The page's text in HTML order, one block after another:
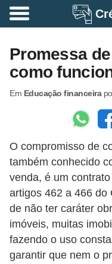
Promessa
como
Em Educação financeira
O compromisso de
também conhecido
venda, é um
artigos 462 a 466 do
de não ter caráter
imóveis, muitas
fazendo o uso
garantir que nem o
A
o
s
e
a
d
r
i
a